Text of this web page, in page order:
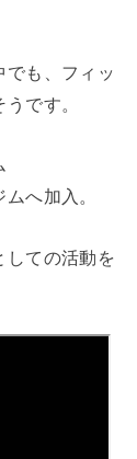
でも、フィッ
です。
へ加入。
しての活動を